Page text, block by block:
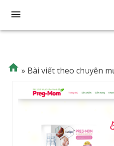

 » Bài viết theo chuyên